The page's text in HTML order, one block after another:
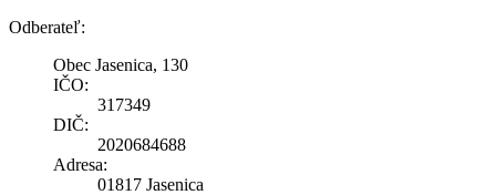
Odberateľ:
Obec Jasenica, 130
IČO:
317349
DIČ:
2020684688
Adresa:
01817 Jasenica